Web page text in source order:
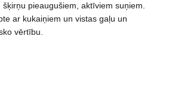
pieaugušiem, aktīviem suņiem.
ar kukaiņiem un vistas gaļu un
vērtību.